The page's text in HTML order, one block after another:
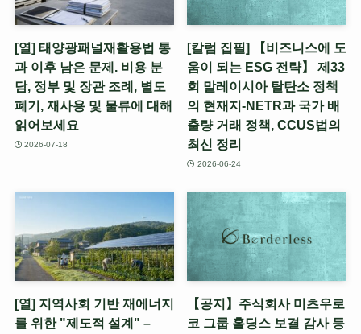
[열] 태양광패널재활용법 통
과 이후 남은 문제. 비용 분
담, 정부 및 장관 조례, 별도
폐기, 재사용 및 물류에 대해
읽어보세요
2026-07-18
[칼럼 집필] 【비즈니스에 도
움이 되는 ESG 전략】 제33
회 말레이시아 탈탄소 정책
의 현재지-NETR과 국가 배
출량 거래 정책, CCUS법의
최신 정리
2026-06-24
[열] 지역사회 기반 재에너지
를 위한 "제도적 설계" –
【공지】주식회사 미츠우로
코 그룹 홀딩스 보결 감사 등